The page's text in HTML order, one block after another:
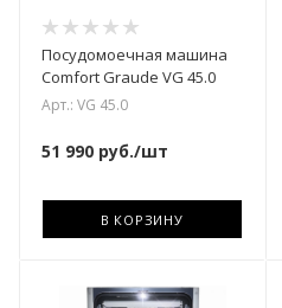
Посудомоечная машина
Comfort Graude VG 45.0
Арт.: VG 45.0
51 990 руб./шт
В КОРЗИНУ